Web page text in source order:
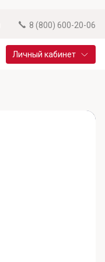
8 (800) 600-20-06
Личный кабинет